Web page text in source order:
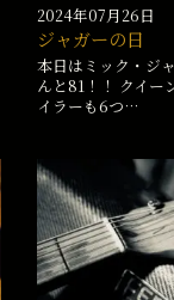
2024年07月26日
ジャガーの日
本日はミック・ジ
んと81！！ クイー
イラーも6つ…